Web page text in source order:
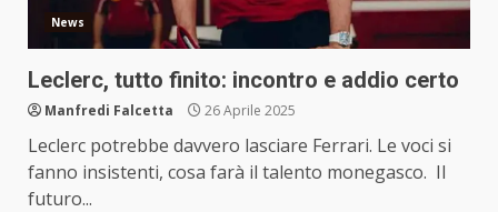
News
Leclerc, tutto finito: incontro e addio certo
Manfredi Falcetta 26 Aprile 2025
Leclerc potrebbe davvero lasciare Ferrari. Le voci si
fanno insistenti, cosa farà il talento monegasco. Il
futuro...